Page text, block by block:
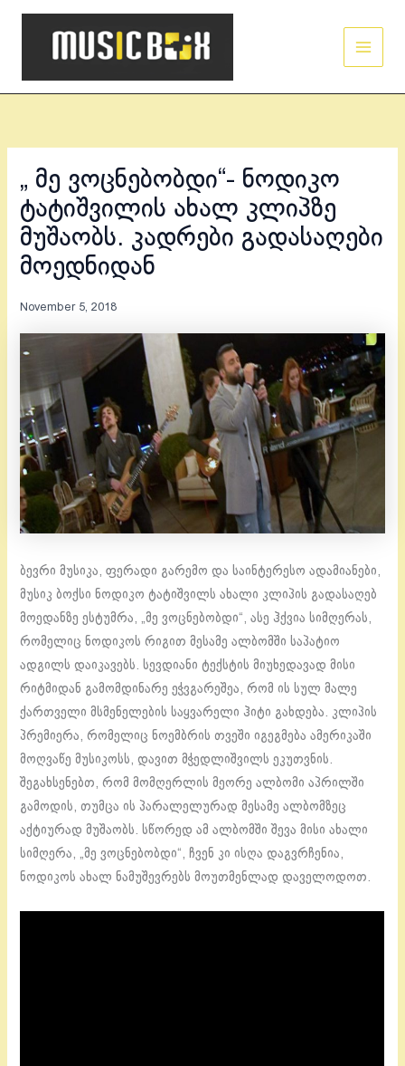
Skip
„ მე ვოცნებობდი“- ნოდიკო
ტატიშვილის ახალ კლიპზე
მუშაობს. კადრები გადასაღები
მოედნიდან
November 5, 2018
ბევრი მუსიკა, ფერადი გარემო და საინტერესო ადამიანები,
მუსიკ ბოქსი ნოდიკო ტატიშვილს ახალი კლიპის გადასაღებ
მოედანზე ესტუმრა, „მე ვოცნებობდი“, ასე ჰქვია სიმღერას,
რომელიც ნოდიკოს რიგით მესამე ალბომში საპატიო
ადგილს დაიკავებს. სევდიანი ტექსტის მიუხედავად მისი
რიტმიდან გამომდინარე ეჭვგარეშეა, რომ ის სულ მალე
ქართველი მსმენელების საყვარელი ჰიტი გახდება. კლიპის
პრემიერა, რომელიც ნოემბრის თვეში იგეგმება ამერიკაში
მოღვაწე მუსიკოსს, დავით მჭედლიშვილს ეკუთვნის.
შეგახსენებთ, რომ მომღერლის მეორე ალბომი აპრილში
გამოდის, თუმცა ის პარალელურად მესამე ალბომზეც
აქტიურად მუშაობს. სწორედ ამ ალბომში შევა მისი ახალი
სიმღერა, „მე ვოცნებობდი“, ჩვენ კი ისღა დაგვრჩენია,
ნოდიკოს ახალ ნამუშევრებს მოუთმენლად დაველოდოთ.